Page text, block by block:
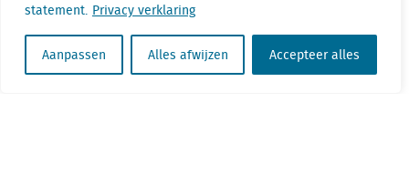
statement. Privacy verklaring
Aanpassen Alles afwijzen Accepteer alles